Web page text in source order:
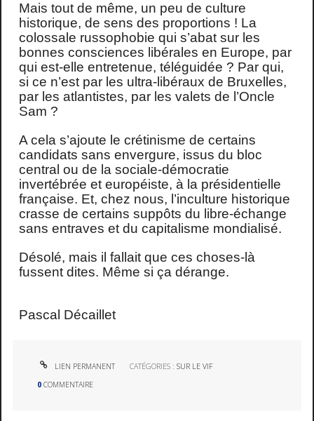
Mais tout de même, un peu de culture
historique, de sens des proportions ! La
colossale russophobie qui s’abat sur les
bonnes consciences libérales en Europe, par
qui est-elle entretenue, téléguidée ? Par qui,
si ce n’est par les ultra-libéraux de Bruxelles,
par les atlantistes, par les valets de l’Oncle
Sam ?
A cela s’ajoute le crétinisme de certains
candidats sans envergure, issus du bloc
central ou de la sociale-démocratie
invertébrée et européiste, à la présidentielle
française. Et, chez nous, l’inculture historique
crasse de certains suppôts du libre-échange
sans entraves et du capitalisme mondialisé.
Désolé, mais il fallait que ces choses-là
fussent dites. Même si ça dérange.
Pascal Décaillet
LIEN PERMANENT CATÉGORIES :SUR LE VIF
0 COMMENTAIRE